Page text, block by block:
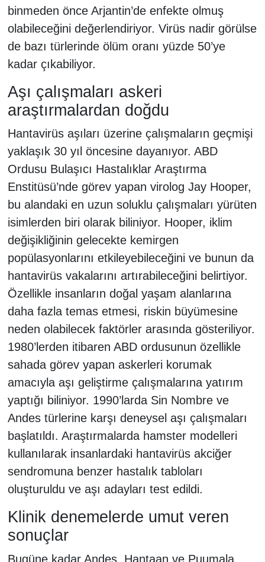
binmeden önce Arjantin’de enfekte olmuş
olabileceğini değerlendiriyor. Virüs nadir görülse
de bazı türlerinde ölüm oranı yüzde 50’ye
kadar çıkabiliyor.
Aşı çalışmaları askeri
araştırmalardan doğdu
Hantavirüs aşıları üzerine çalışmaların geçmişi
yaklaşık 30 yıl öncesine dayanıyor. ABD
Ordusu Bulaşıcı Hastalıklar Araştırma
Enstitüsü’nde görev yapan virolog Jay Hooper,
bu alandaki en uzun soluklu çalışmaları yürüten
isimlerden biri olarak biliniyor. Hooper, iklim
değişikliğinin gelecekte kemirgen
popülasyonlarını etkileyebileceğini ve bunun da
hantavirüs vakalarını artırabileceğini belirtiyor.
Özellikle insanların doğal yaşam alanlarına
daha fazla temas etmesi, riskin büyümesine
neden olabilecek faktörler arasında gösteriliyor.
1980’lerden itibaren ABD ordusunun özellikle
sahada görev yapan askerleri korumak
amacıyla aşı geliştirme çalışmalarına yatırım
yaptığı biliniyor. 1990’larda Sin Nombre ve
Andes türlerine karşı deneysel aşı çalışmaları
başlatıldı. Araştırmalarda hamster modelleri
kullanılarak insanlardaki hantavirüs akciğer
sendromuna benzer hastalık tabloları
oluşturuldu ve aşı adayları test edildi.
Klinik denemelerde umut veren
sonuçlar
Bugüne kadar Andes, Hantaan ve Puumala